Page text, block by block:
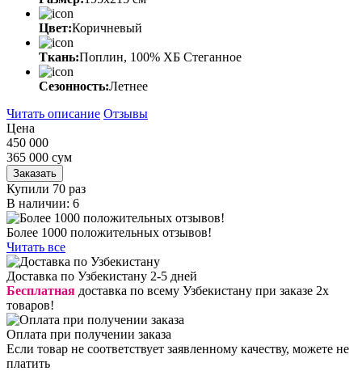
Цвет:Коричневый
Ткань:Поплин, 100% ХБ Стеганное
Сезонность:Летнее
Читать описание Отзывы
Цена
450 000
365 000 сум
Заказать
Купили 70 раз
В наличии: 6
Более 1000 положительных отзывов!
Читать все
Доставка по Узбекистану 2-5 дней
Бесплатная доставка по всему Узбекистану при заказе 2х
товаров!
Оплата при получении заказа
Если товар не соответствует заявленному качеству, можете не
платить